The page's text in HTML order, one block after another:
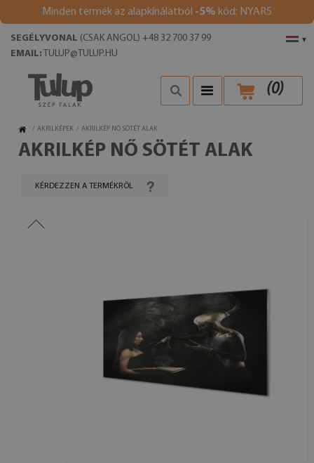
Minden termék az alapkínálatból -5% kód: NYAR5
▾
SEGÉLYVONAL (CSAK ANGOL) +48 32 700 37 99
EMAIL: TULUP@TULUP.HU
(0)
/ AKRILKÉPEK / AKRILKÉP NŐ SÖTÉT ALAK
AKRILKÉP NŐ SÖTÉT ALAK
KÉRDEZZEN A TERMÉKRŐL